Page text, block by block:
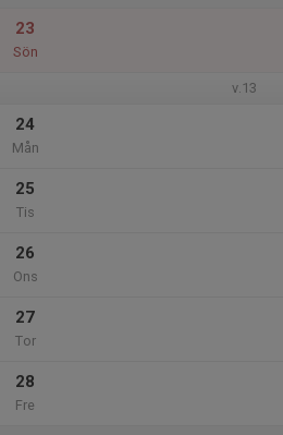
23
Sön
v.13
24
Mån
25
Tis
26
Ons
27
Tor
28
Fre